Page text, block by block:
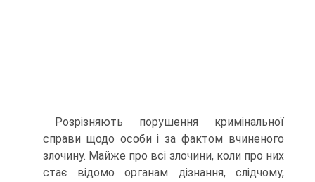
Розрізняють порушення кримінальної
справи щодо особи і за фактом вчиненого
злочину. Майже про всі злочини, коли про них
стає відомо органам дізнання, слідчому,